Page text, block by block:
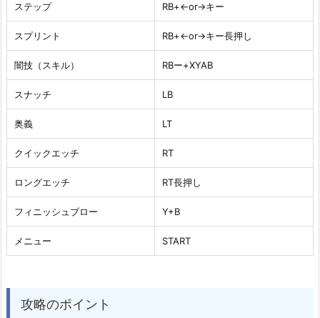
ステップ RB+←or→キー
スプリント RB+←or→キー長押し
闇技（スキル） RBー+XYAB
スナッチ LB
奥義 LT
クイックエッチ RT
ロングエッチ RT長押し
フィニッシュブロー Y+B
メニュー START
攻略のポイント